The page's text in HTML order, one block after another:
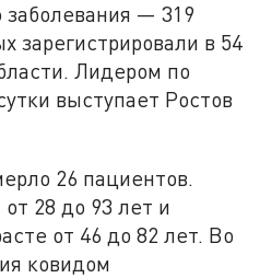
— 319
зарегистрировали в 54
Лидером по
выступает Ростов
26 пациентов.
28 до 93 лет и
от 46 до 82 лет. Во
ковидом